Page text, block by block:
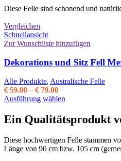
können
gewählt
Diese Felle sind schonend und
Vergleichen
Schnellansicht
Zur Wunschliste hinzufügen
Dekorations und Sitz Fell
Alle Produkte, Australische Felle
€ 59.00 – € 79.00Preisspanne:
€ 59.00
€ 79.00
Ausführung wählen
weist
mehrere
auf.
Die
Ein Qualitätsprodukt
Diese hochwertigen Felle stammen
Länge von 90 cm bzw. 105 cm